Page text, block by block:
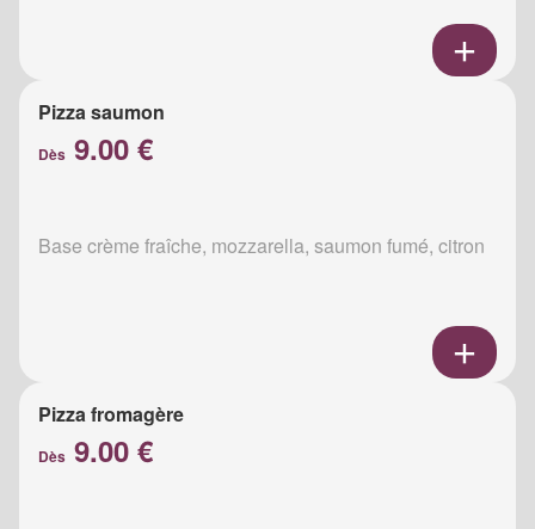
Pizza saumon
Dès 9.00 €
Base crème fraîche, mozzarella, saumon fumé, citron
Pizza fromagère
Dès 9.00 €